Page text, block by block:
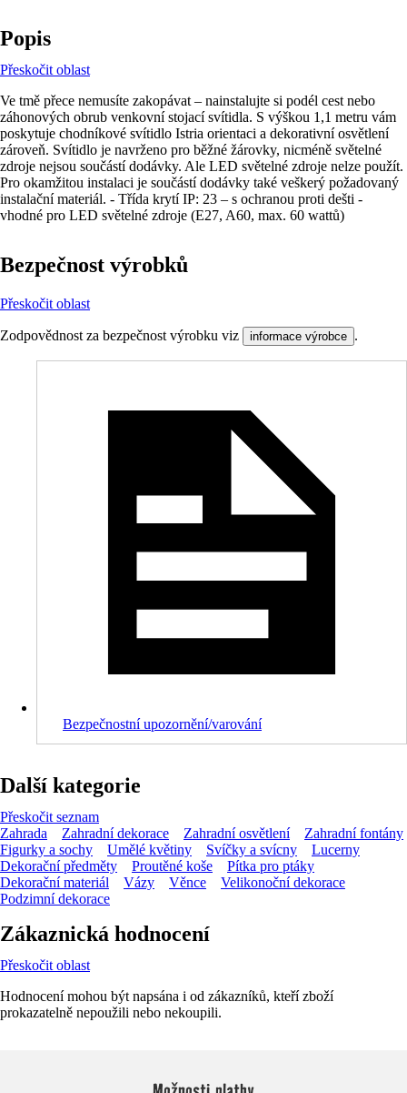
Popis
Přeskočit oblast
Ve tmě přece nemusíte zakopávat – nainstalujte si podél cest nebo
záhonových obrub venkovní stojací svítidla. S výškou 1,1 metru vám
poskytuje chodníkové svítidlo Istria orientaci a dekorativní osvětlení
zároveň. Svítidlo je navrženo pro běžné žárovky, nicméně světelné
zdroje nejsou součástí dodávky. Ale LED světelné zdroje nelze použít.
Pro okamžitou instalaci je součástí dodávky také veškerý požadovaný
instalační materiál. - Třída krytí IP: 23 – s ochranou proti dešti -
vhodné pro LED světelné zdroje (E27, A60, max. 60 wattů)
Bezpečnost výrobků
Přeskočit oblast
Zodpovědnost za bezpečnost výrobku viz informace výrobce .
Bezpečnostní upozornění/varování
Další kategorie
Přeskočit seznam
Zahrada
Zahradní dekorace Zahradní osvětlení
Zahradní fontány
Figurky a sochy
Umělé květiny Svíčky a svícny
Lucerny
Dekorační předměty
Proutěné koše
Pítka pro ptáky
Dekorační materiál
Vázy Věnce
Velikonoční dekorace
Podzimní dekorace
Zákaznická hodnocení
Přeskočit oblast
Hodnocení mohou být napsána i od zákazníků, kteří zboží
prokazatelně nepoužili nebo nekoupili.